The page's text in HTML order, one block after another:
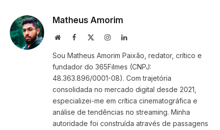
Matheus Amorim
WebsiteFacebook InstagramLinkedIn
Sou Matheus Amorim Paixão, redator, crítico e
fundador do 365Filmes (CNPJ:
48.363.896/0001-08). Com trajetória
consolidada no mercado digital desde 2021,
especializei-me em crítica cinematográfica e
análise de tendências no streaming. Minha
autoridade foi construída através de passagens